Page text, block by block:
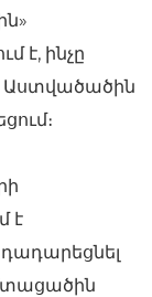
է, ինչը
Աստվածածին
է